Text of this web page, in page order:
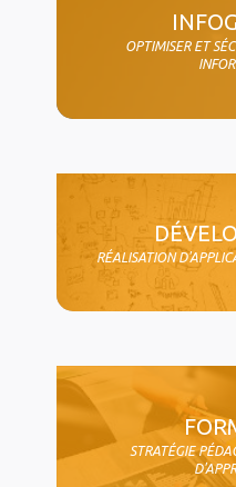
OPTIMISER ET
RÉALISATION
STRATÉGIE